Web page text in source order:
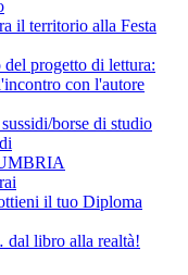
il territorio alla Festa
del progetto di lettura:
con l'autore
borse di studio
il tuo Diploma
libro alla realtà!